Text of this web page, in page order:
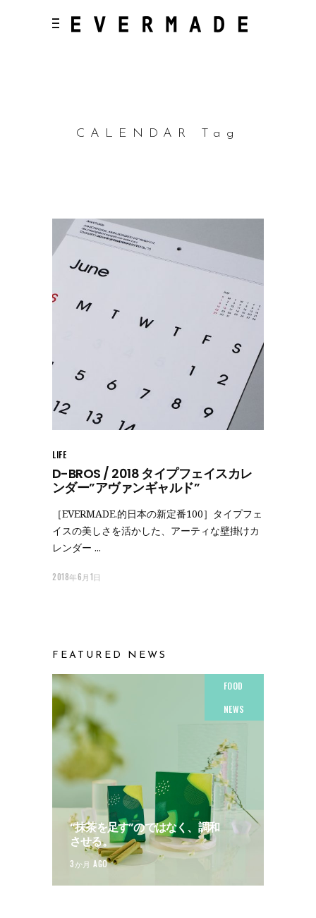
CALENDAR Tag
LIFE
D-BROS / 2018 タイプフェイスカレ
ンダー”アヴァンギャルド”
［EVERMADE.的日本の新定番100］タイプフェ
イスの美しさを活かした、アーティな壁掛けカ
レンダー
2018年6月1日
FEATURED NEWS
FOOD
NEWS
“抹茶を足す”のではなく、調和
させる。
3か月 AGO